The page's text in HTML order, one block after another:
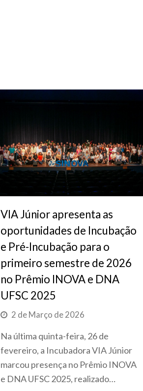
VIA Júnior apresenta as
oportunidades de Incubação
e Pré-Incubação para o
primeiro semestre de 2026
no Prêmio INOVA e DNA
UFSC 2025
2 de Março de 2026
Na última quinta-feira, 26 de
fevereiro, a Incubadora VIA Júnior
marcou presença no Prêmio INOVA
e DNA UFSC 2025, realizado…